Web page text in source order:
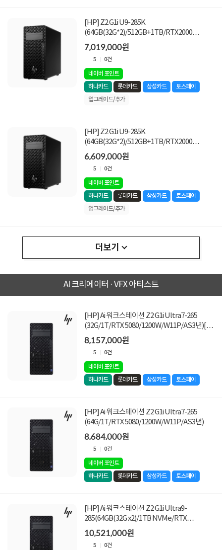
[HP] Z2 G1i U9-285K
(64GB(32G*2)/512GB+1TB/RTX2000
Ada/Win11Pro) [32GB RAM*2 추가 (총
128GB) + 1TB (SSD) 교체(1TB*2)]
7,019,000원
5 0건
네이버 포인트
하나카드
롯데카드 삼성카드
토스페이
업그레이드/추가
[HP] Z2 G1i U9-285K
(64GB(32G*2)/512GB+1TB/RTX2000
Ada/Win11Pro) [32GB RAM*2 추가 (총
128GB)]
6,609,000원
5 0건
네이버 포인트
하나카드
롯데카드 삼성카드
토스페이
업그레이드/추가
더보기
AI 크리에이터 · VFX 아티스트
[HP] Ai 워크스테이션 Z2 G1i Ultra7-265
(32G/1T/RTX 5080/1200W/W11P/AS3년)[기
본상품]
8,157,000원
5 0건
네이버 포인트
하나카드
롯데카드 삼성카드 토스페이
[HP] Ai 워크스테이션 Z2 G1i Ultra7-265
(64G/1T/RTX 5080/1200W/W11P/AS3년)
8,684,000원
5 0건
네이버 포인트
하나카드
롯데카드 삼성카드 토스페이
[HP] Ai 워크스테이션 Z2 G1i Ultra9-
285(64GB(32G x2)/1TB NVMe/RTX
5080/1200W/W11PRO) [기본제품]
10,521,000원
5 0건